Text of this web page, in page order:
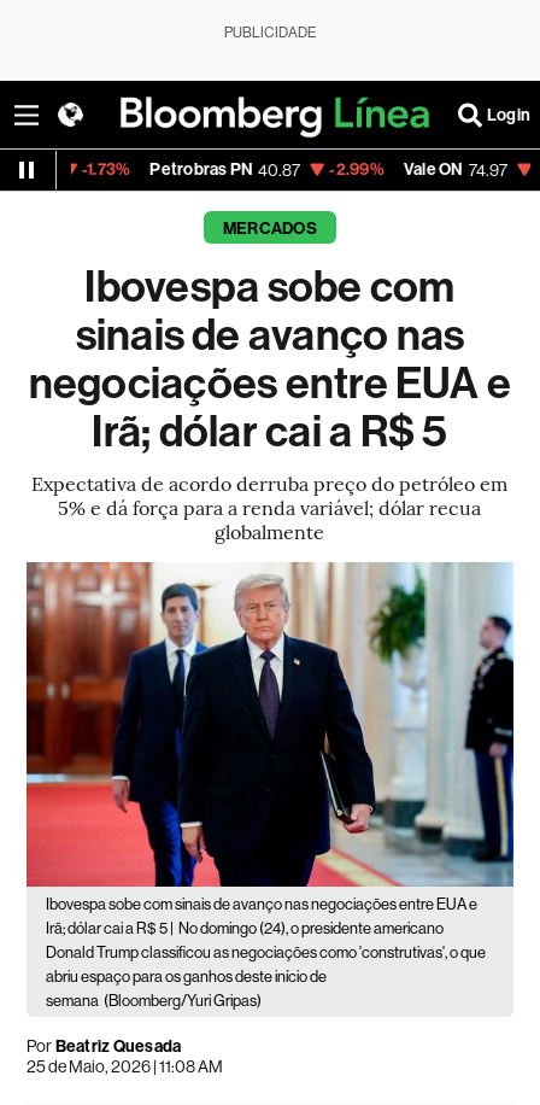
PUBLICIDADE
Login
Petrobras PN 40.87 -2.99% Vale ON 74.97 -0.56%
MERCADOS
Ibovespa sobe com
sinais de avanço nas
negociações entre EUA e
Irã; dólar cai a R$ 5
Expectativa de acordo derruba preço do petróleo em
5% e dá força para a renda variável; dólar recua
globalmente
Ibovespa sobe com sinais de avanço nas negociações entre EUA e
Irã; dólar cai a R$ 5 |
No domingo (24), o presidente americano
Donald Trump classificou as negociações como 'construtivas', o que
abriu espaço para os ganhos deste início de
semana (Bloomberg/Yuri Gripas)
PorBeatriz Quesada
25 de Maio, 2026 | 11:08 AM